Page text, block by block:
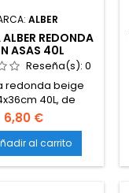
ALBER
REDONDA
ASAS 40L
Reseña(s):0
redonda beige
40L, de
perfectas para
en exterior e
color blanco
rayos solares y
menos calor en
6,80 €
al carrito